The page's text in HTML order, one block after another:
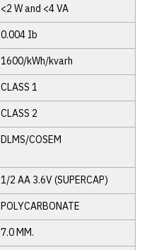
<2 W and <4 VA
0.004 Ib
1600/kWh/kvarh
CLASS 1
CLASS 2
DLMS/COSEM
1/2 AA 3.6V (SUPERCAP)
POLYCARBONATE
7.0 MM.